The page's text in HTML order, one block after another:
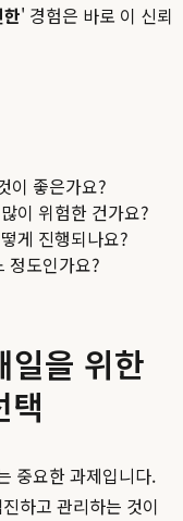
' 경험은 바로 이 신뢰
이 좋은가요?
이 위험한 건가요?
게 진행되나요?
정도인가요?
일을 위한
택
중요한 과제입니다.
하고 관리하는 것이